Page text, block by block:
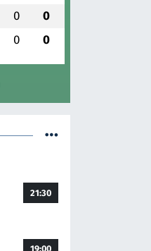
0 0
0 0
21:30
19:00